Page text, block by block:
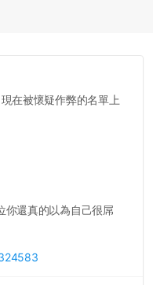
在被懷疑作弊的名單上
你還真的以為自己很屌